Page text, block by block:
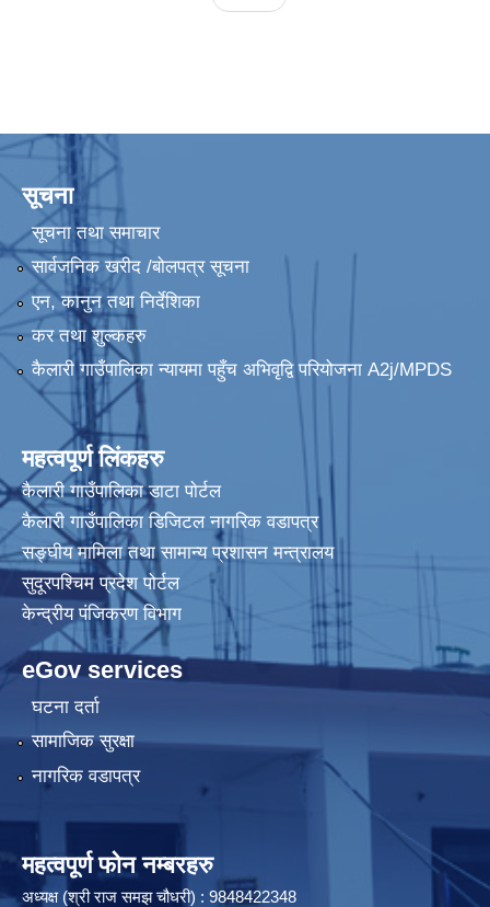
सूचना
सूचना तथा समाचार
सार्वजनिक खरीद /बोलपत्र सूचना
एन, कानुन तथा निर्देशिका
कर तथा शुल्कहरु
कैलारी गाउँपालिका न्यायमा पहुँच अभिवृद्वि परियोजना A2j/MPDS
महत्वपूर्ण लिंकहरु
कैलारी गाउँपालिका डाटा पाेर्टल
कैलारी गाउँपालिका डिजिटल नागरिक वडापत्र
सङ्घीय मामिला तथा सामान्य प्रशासन मन्त्रालय
सुदूरपश्चिम प्रदेश पोर्टल
केन्द्रीय प‌ंजिकरण विभाग
eGov services
घटना दर्ता
सामाजिक सुरक्षा
नागरिक वडापत्र
महत्वपूर्ण फोन नम्बरहरु
अध्यक्ष (श्री राज समझ चौधरी) : 9848422348